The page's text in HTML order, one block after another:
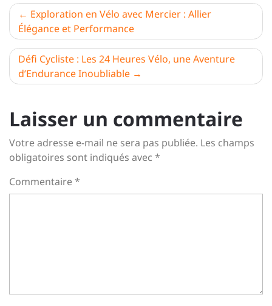
Navigation
de
l’article
Exploration en Vélo avec Mercier : Allier
Élégance et Performance
Défi Cycliste : Les 24 Heures Vélo, une Aventure
d’Endurance Inoubliable
Laisser un commentaire
Votre adresse e-mail ne sera pas publiée. Les champs
obligatoires sont indiqués avec *
Commentaire*